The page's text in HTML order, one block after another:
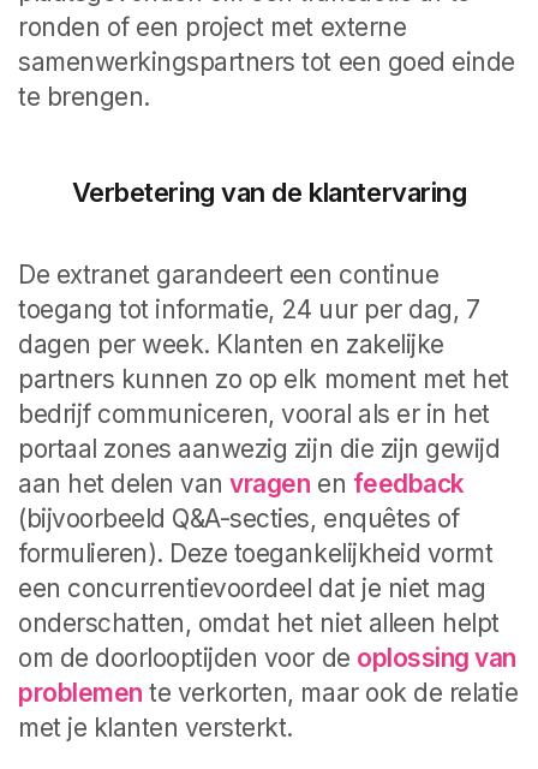
ronden of een project met externe
samenwerkingspartners tot een goed einde
te brengen.
Verbetering van de klantervaring
De extranet garandeert een continue
toegang tot informatie, 24 uur per dag, 7
dagen per week. Klanten en zakelijke
partners kunnen zo op elk moment met het
bedrijf communiceren, vooral als er in het
portaal zones aanwezig zijn die zijn gewijd
aan het delen vanvragen en feedback
(bijvoorbeeld Q&A-secties, enquêtes of
formulieren). Deze toegankelijkheid vormt
een concurrentievoordeel dat je niet mag
onderschatten, omdat het niet alleen helpt
om de doorlooptijden voor de oplossing van
problemen te verkorten, maar ook de relatie
met je klanten versterkt.